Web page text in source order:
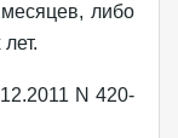
либо
N 420-